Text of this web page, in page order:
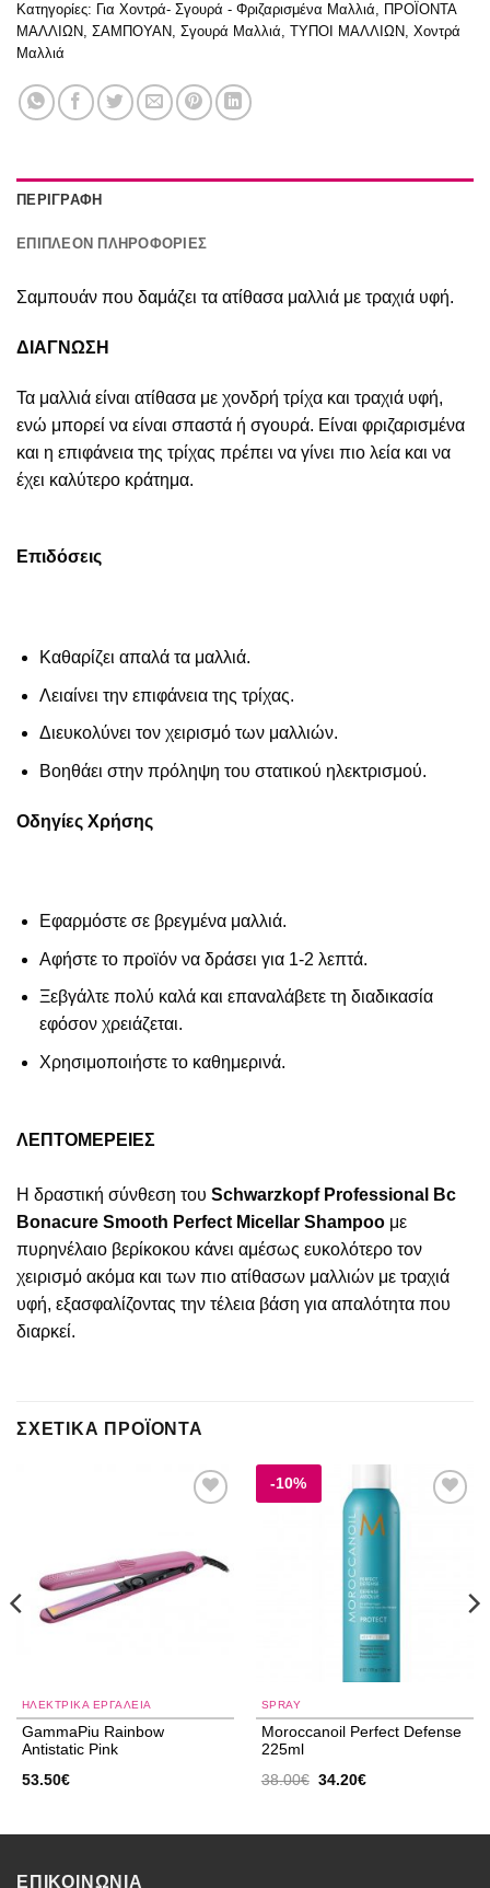
Κατηγορίες: Για Χοντρά- Σγουρά - Φριζαρισμένα Μαλλιά, ΠΡΟΪΟΝΤΑ
ΜΑΛΛΙΩΝ, ΣΑΜΠΟΥΑΝ, Σγουρά Μαλλιά, ΤΥΠΟΙ ΜΑΛΛΙΩΝ, Χοντρά
Μαλλιά
ΠΕΡΙΓΡΑΦΉ
ΕΠΙΠΛΈΟΝ ΠΛΗΡΟΦΟΡΊΕΣ
Σαμπουάν που δαμάζει τα ατίθασα μαλλιά με τραχιά υφή.
ΔΙΑΓΝΩΣΗ
Τα μαλλιά είναι ατίθασα με χονδρή τρίχα και τραχιά υφή,
ενώ μπορεί να είναι σπαστά ή σγουρά. Είναι φριζαρισμένα
και η επιφάνεια της τρίχας πρέπει να γίνει πιο λεία και να
έχει καλύτερο κράτημα.
Επιδόσεις
Καθαρίζει απαλά τα μαλλιά.
Λειαίνει την επιφάνεια της τρίχας.
Διευκολύνει τον χειρισμό των μαλλιών.
Βοηθάει στην πρόληψη του στατικού ηλεκτρισμού.
Οδηγίες Χρήσης
Εφαρμόστε σε βρεγμένα μαλλιά.
Αφήστε το προϊόν να δράσει για 1-2 λεπτά.
Ξεβγάλτε πολύ καλά και επαναλάβετε τη διαδικασία
εφόσον χρειάζεται.
Χρησιμοποιήστε το καθημερινά.
ΛΕΠΤΟΜΕΡΕΙΕΣ
Η δραστική σύνθεση του Schwarzkopf Professional Bc
Bonacure Smooth Perfect Micellar Shampoo με
πυρηνέλαιο βερίκοκου κάνει αμέσως ευκολότερο τον
χειρισμό ακόμα και των πιο ατίθασων μαλλιών με τραχιά
υφή, εξασφαλίζοντας την τέλεια βάση για απαλότητα που
διαρκεί.
ΣΧΕΤΙΚΆ ΠΡΟΪΌΝΤΑ
ΗΛΕΚΤΡΙΚΑ ΕΡΓΑΛΕΙΑ
GammaPiu Rainbow
Antistatic Pink
53.50€
-10%
SPRAY
Moroccanoil Perfect Defense
225ml
38.00€ Original
34.20€Η
34.20€.
ΕΠΙΚΟΙΝΩΝΙΑ